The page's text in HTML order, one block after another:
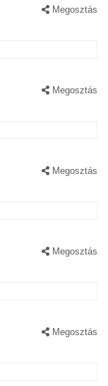
Megosztás
Megosztás
Megosztás
Megosztás
Megosztás